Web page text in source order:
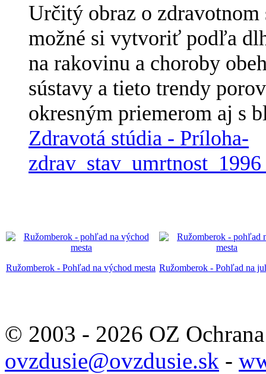
Určitý obraz o
možné si vytvoriť podľa
na rakovinu a choroby
sústavy a tieto trendy
okresným priemerom aj s
Zdravotá stúdia - Príloha-
Ružomberok - Pohľad na východ mesta Ružomberok - Pohľad na
© 2003 - 2026 OZ
ovzdusie@ovzdusie.sk -